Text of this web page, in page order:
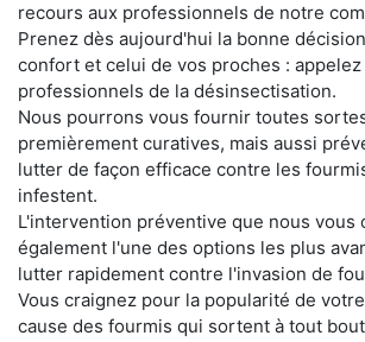
recours aux professionnels de notre
Prenez dès aujourd'hui la bonne
confort et celui de vos proches : appelez
professionnels de la désinsectisation.
Nous pourrons vous fournir toutes
premièrement curatives, mais aussi
lutter de façon efficace contre les
infestent.
L'intervention préventive que nous vous
également l'une des options les plus
lutter rapidement contre l'invasion de
Vous craignez pour la popularité de
cause des fourmis qui sortent à tout